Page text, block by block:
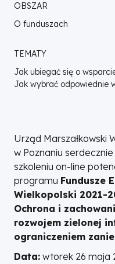
Fundusze
dla
OBSZAR
O funduszach
TEMATY
Jak ubiegać się o
Jak wybrać odpowiednie
Urząd Marszałkowski
w Poznaniu
szkoleniu on-line
programu Fundusze
Wielkopolski 2021-
Ochrona i
rozwojem zielonej
ograniczeniem
Data: wtorek 26 maja